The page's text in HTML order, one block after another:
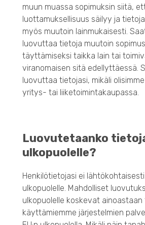
muun muassa sopimuksin siitä,
luottamuksellisuus säilyy ja
myös muutoin lainmukaisesti.
luovuttaa tietoja muutoin
täyttämiseksi taikka lain tai
viranomaisen sitä edellyttäessä.
luovuttaa tietojasi, mikäli
yritys- tai liiketoimintakaupassa.
Luovutetaanko
ulkopuolelle?
Henkilötietojasi ei
ulkopuolelle. Mahdolliset
ulkopuolelle koskevat
käyttämiemme järjestelmien